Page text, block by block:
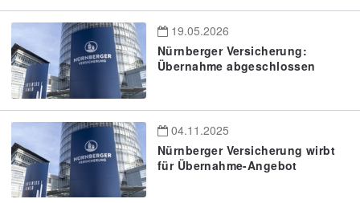
19.05.2026
Nürnberger Versicherung:
Übernahme abgeschlossen
04.11.2025
Nürnberger Versicherung wirbt
für Übernahme-Angebot